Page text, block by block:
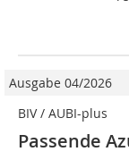
Ausgabe 04/2026
BIV / AUBI-plus
Passende